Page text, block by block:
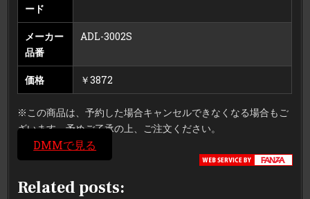
ード
メーカー
品番
ADL-3002S
価格 ￥3872
※この商品は、予約した場合キャンセルできなくなる場合もご
ざいます。予めご了承の上、ご注文ください。
DMMで見る
Related posts: